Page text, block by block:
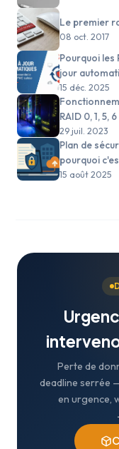
Le premier
08 oct. 2017
Pourquoi les
jour
15 déc. 2025
RAID 0, 1, 5,
29 juil. 2023
Plan de
pourquoi
15 août 2025
Perte de
deadline serrée
en urgence,